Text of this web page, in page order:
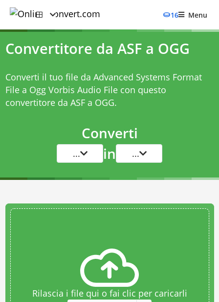
16 Menu
Convertitore da ASF a OGG
Converti il tuo file da Advanced Systems Format
File a Ogg Vorbis Audio File con questo
convertitore da ASF a OGG.
Converti
... in ...
Rilascia i file qui o fai clic per caricarli